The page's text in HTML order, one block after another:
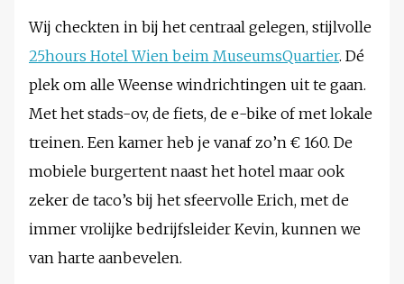
Wij checkten in bij het centraal gelegen, stijlvolle
25hours HotelWien beim MuseumsQuartier. Dé
plek om alle Weense windrichtingen uit te gaan.
Met het stads-ov, de fiets, de e-bike of met lokale
treinen. Een kamer heb je vanaf zo’n € 160. De
mobiele burgertent naast het hotel maar ook
zeker de taco’s bij het sfeervolle Erich, met de
immer vrolijke bedrijfsleider Kevin, kunnen we
van harte aanbevelen.